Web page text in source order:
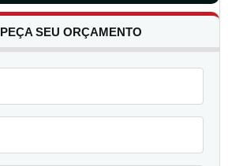
PEÇA SEU ORÇAMENTO